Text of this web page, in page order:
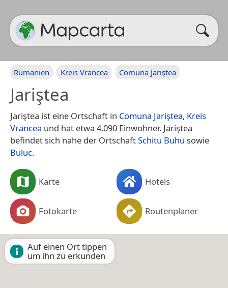
Rumänien Kreis Vrancea Comuna Jariştea
Jariştea
Jariştea ist eine Ortschaft in Comuna Jariştea, Kreis
Vrancea und hat etwa 4.090 Einwohner. Jariştea
befindet sich nahe der OrtschaftSchitu Buhu sowie
Buluc.
Karte Hotels
Fotokarte Routenplaner
Auf einen Ort tippen
um ihn zu erkunden